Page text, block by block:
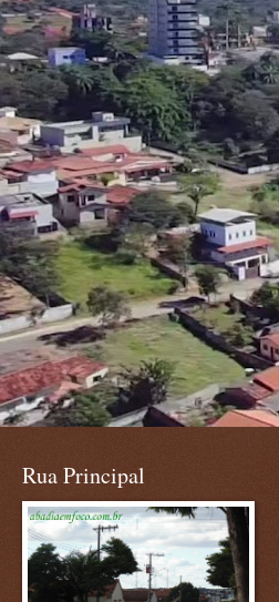
Rua Principal